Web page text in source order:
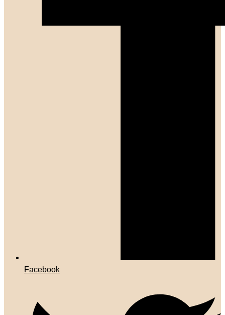
Facebook